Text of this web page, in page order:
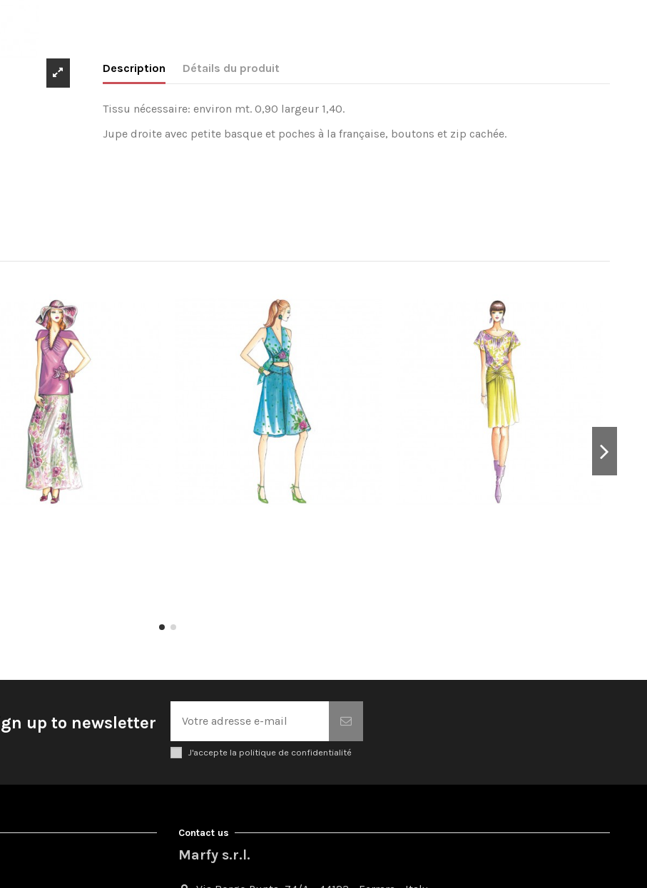
Description Détails du produit
Tissu nécessaire: environ mt. 0,90 largeur 1,40.
Jupe droite avec petite basque et poches à la française, boutons et zip cachée.
up to newsletter
J'accepte la politique de confidentialité
Contact us
Marfy s.r.l.